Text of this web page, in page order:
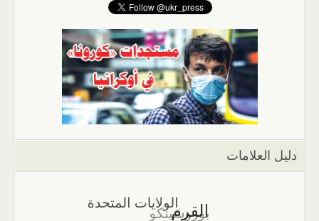
دليل العلامات